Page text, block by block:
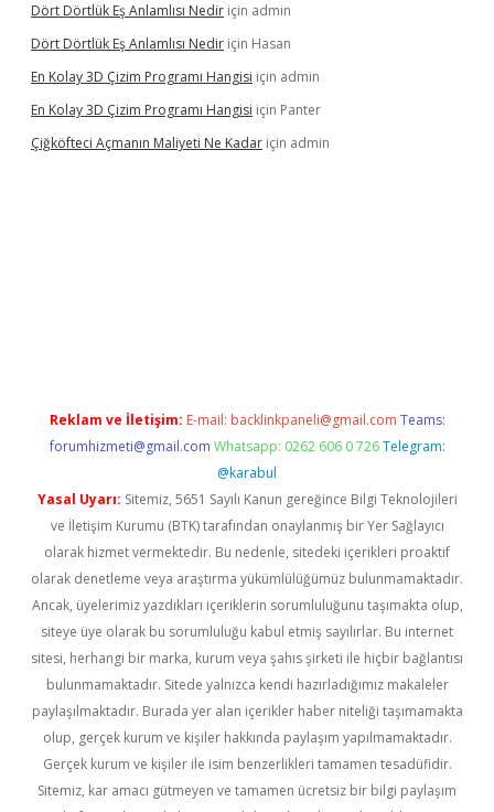
Dört Dörtlük Eş Anlamlısı Nedir için admin
Dört Dörtlük Eş Anlamlısı Nedir için Hasan
En Kolay 3D Çizim Programı Hangisi için admin
En Kolay 3D Çizim Programı Hangisi için Panter
Çiğköfteci Açmanın Maliyeti Ne Kadar için admin
Reklam ve İletişim: E-mail: backlinkpaneli@gmail.com Teams:
forumhizmeti@gmail.com Whatsapp: 0262 606 0 726 Telegram:
@karabul
Yasal Uyarı: Sitemiz, 5651 Sayılı Kanun gereğince Bilgi Teknolojileri
ve İletişim Kurumu (BTK) tarafından onaylanmış bir Yer Sağlayıcı
olarak hizmet vermektedir. Bu nedenle, sitedeki içerikleri proaktif
olarak denetleme veya araştırma yükümlülüğümüz bulunmamaktadır.
Ancak, üyelerimiz yazdıkları içeriklerin sorumluluğunu taşımakta olup,
siteye üye olarak bu sorumluluğu kabul etmiş sayılırlar. Bu internet
sitesi, herhangi bir marka, kurum veya şahıs şirketi ile hiçbir bağlantısı
bulunmamaktadır. Sitede yalnızca kendi hazırladığımız makaleler
paylaşılmaktadır. Burada yer alan içerikler haber niteliği taşımamakta
olup, gerçek kurum ve kişiler hakkında paylaşım yapılmamaktadır.
Gerçek kurum ve kişiler ile isim benzerlikleri tamamen tesadüfidir.
Sitemiz, kar amacı gütmeyen ve tamamen ücretsiz bir bilgi paylaşım